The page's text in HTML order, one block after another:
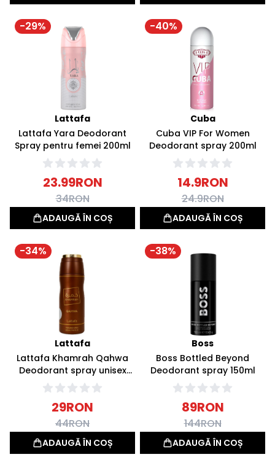
-29%
Lattafa
Lattafa Yara Deodorant
Spray pentru femei 200ml
23.99RON
34RON
ADAUGĂ ÎN COȘ
-40%
Cuba
Cuba VIP For Women
Deodorant spray 200ml
14.9RON
24.9RON
ADAUGĂ ÎN COȘ
-34%
Lattafa
Lattafa Khamrah Qahwa
Deodorant spray unisex
200ml
29RON
44RON
ADAUGĂ ÎN COȘ
-38%
Boss
Boss Bottled Beyond
Deodorant spray 150ml
89RON
144RON
ADAUGĂ ÎN COȘ